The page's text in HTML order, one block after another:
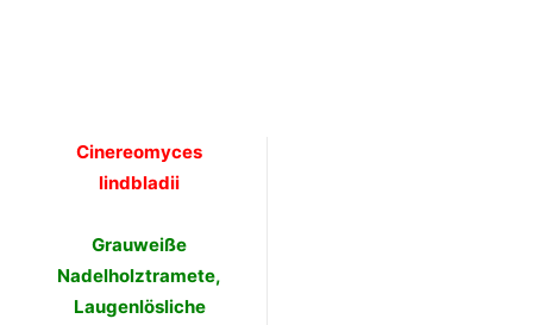
Cinereomyces
lindbladii
Grauweiße
Nadelholztramete,
Laugenlösliche